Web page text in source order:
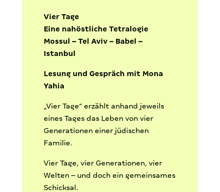
Vier Tage
Eine nahöstliche Tetralogie
Mossul – Tel Aviv – Babel –
Istanbul
Lesung und Gespräch mit Mona
Yahia
„Vier Tage“ erzählt anhand jeweils
eines Tages das Leben von vier
Generationen einer jüdischen
Familie.
Vier Tage, vier Generationen, vier
Welten – und doch ein gemeinsames
Schicksal.